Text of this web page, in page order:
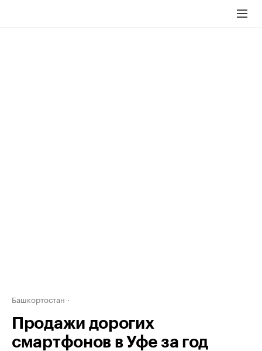
Башкортостан
Продажи дорогих
смартфонов в Уфе за год